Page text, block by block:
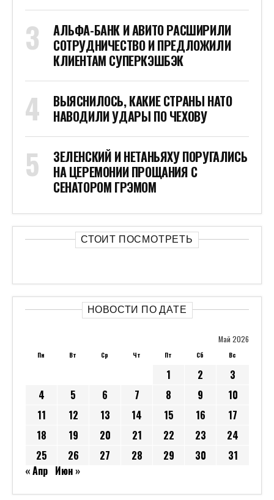
АЛЬФА-БАНК И АВИТО РАСШИРИЛИ
СОТРУДНИЧЕСТВО И ПРЕДЛОЖИЛИ
КЛИЕНТАМ СУПЕРКЭШБЭК
ВЫЯСНИЛОСЬ, КАКИЕ СТРАНЫ НАТО
НАВОДИЛИ УДАРЫ ПО ЧЕХОВУ
ЗЕЛЕНСКИЙ И НЕТАНЬЯХУ ПОРУГАЛИСЬ
НА ЦЕРЕМОНИИ ПРОЩАНИЯ С
СЕНАТОРОМ ГРЭМОМ
СТОИТ ПОСМОТРЕТЬ
НОВОСТИ ПО ДАТЕ
Май 2026
Пн Вт Ср Чт Пт Сб Вс
1 2
3
4
5 6 7 8 9
10
11
12 13 14 15 16
17
18
19 20 21 22 23
24
25
26 27 28 29 30
31
« Апр Июн »